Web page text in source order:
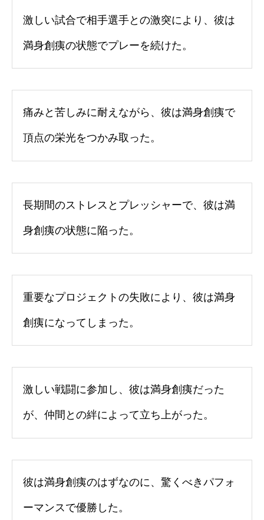
激しい試合で相手選手との激突により、彼は
満身創痍の状態でプレーを続けた。
痛みと苦しみに耐えながら、彼は満身創痍で
頂点の栄光をつかみ取った。
長期間のストレスとプレッシャーで、彼は満
身創痍の状態に陥った。
重要なプロジェクトの失敗により、彼は満身
創痍になってしまった。
激しい戦闘に参加し、彼は満身創痍だった
が、仲間との絆によって立ち上がった。
彼は満身創痍のはずなのに、驚くべきパフォ
ーマンスで優勝した。